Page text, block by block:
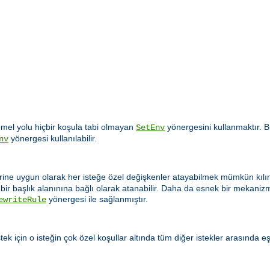
yolu hiçbir koşula tabi olmayan SetEnv yönergesini kullanmaktır.
yönergesi kullanılabilir.
uygun olarak her isteğe özel değişkenler atayabilmek mümkün
başlık alanınına bağlı olarak atanabilir. Daha da esnek bir
yönergesi ile sağlanmıştır.
için o isteğin çok özel koşullar altında tüm diğer istekler arasında